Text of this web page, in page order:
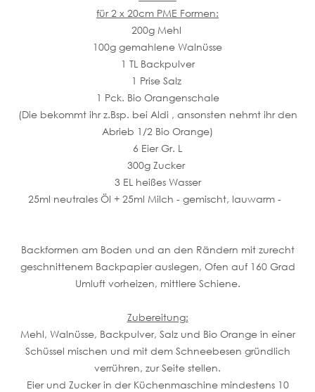
für 2 x 20cm PME Formen:
200g Mehl
100g gemahlene Walnüsse
1 TL Backpulver
1 Prise Salz
1 Pck. Bio Orangenschale
(Die bekommt ihr z.Bsp. bei Aldi , ansonsten nehmt ihr den
Abrieb 1/2 Bio Orange)
6 Eier Gr. L
300g Zucker
3 EL heißes Wasser
25ml neutrales Öl + 25ml Milch - gemischt, lauwarm -
Backformen am Boden und an den Rändern mit zurecht
geschnittenem Backpapier auslegen, Ofen auf 160 Grad
Umluft vorheizen, mittlere Schiene.
Zubereitung:
Mehl, Walnüsse, Backpulver, Salz und Bio Orange in einer
Schüssel mischen und mit dem Schneebesen gründlich
verrühren, zur Seite stellen.
Eier und Zucker in der Küchenmaschine mindestens 10